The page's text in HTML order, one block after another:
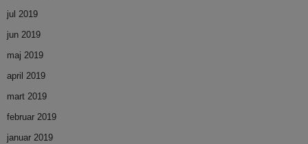
jul 2019
jun 2019
maj 2019
april 2019
mart 2019
februar 2019
januar 2019